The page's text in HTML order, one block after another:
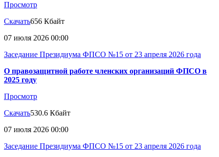
Просмотр
Скачать656 Кбайт
07 июля 2026 00:00
Заседание Президиума ФПСО №15 от 23 апреля 2026 года
О правозащитной работе членских организаций ФПСО в
2025 году
Просмотр
Скачать530.6 Кбайт
07 июля 2026 00:00
Заседание Президиума ФПСО №15 от 23 апреля 2026 года